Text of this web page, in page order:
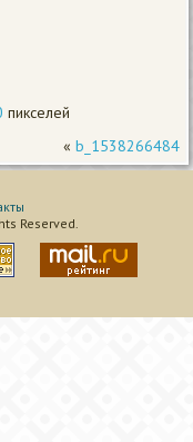
пикселей
« b_1538266484
Reserved.